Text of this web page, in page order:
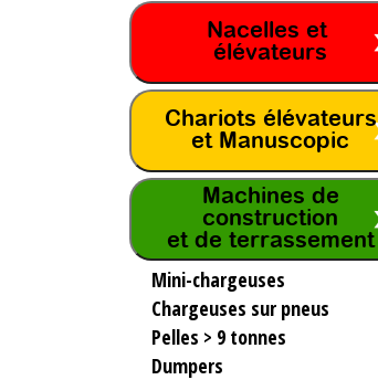
Nacelles et
élévateurs
Chariots élévateurs
et Manuscopic
Machines de
construction
et de terrassement
Mini-chargeuses
Chargeuses sur pneus
Pelles > 9 tonnes
Dumpers